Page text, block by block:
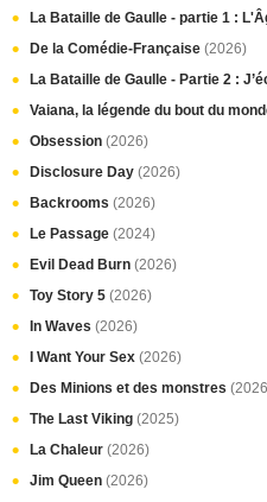
La Bataille de Gaulle - partie 1 :
De la Comédie-Française (2026)
La Bataille de Gaulle - Partie 2 :
Vaiana, la légende du bout du
Obsession (2026)
Disclosure Day (2026)
Backrooms (2026)
Le Passage (2024)
Evil Dead Burn (2026)
Toy Story 5 (2026)
In Waves (2026)
I Want Your Sex (2026)
Des Minions et des monstres
The Last Viking (2025)
La Chaleur (2026)
Jim Queen (2026)